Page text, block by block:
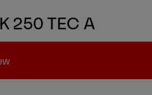
250 TEC A